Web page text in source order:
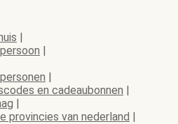
|
|
|
en cadeaubonnen |
|
provincies van nederland |